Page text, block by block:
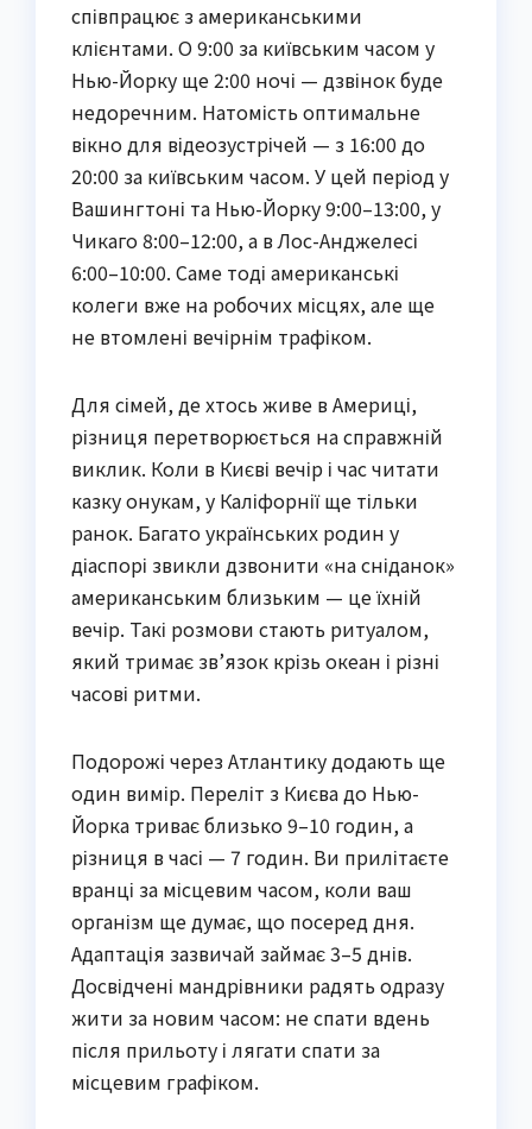
співпрацює з американськими
клієнтами. О 9:00 за київським часом у
Нью-Йорку ще 2:00 ночі — дзвінок буде
недоречним. Натомість оптимальне
вікно для відеозустрічей — з 16:00 до
20:00 за київським часом. У цей період у
Вашингтоні та Нью-Йорку 9:00–13:00, у
Чикаго 8:00–12:00, а в Лос-Анджелесі
6:00–10:00. Саме тоді американські
колеги вже на робочих місцях, але ще
не втомлені вечірнім трафіком.
Для сімей, де хтось живе в Америці,
різниця перетворюється на справжній
виклик. Коли в Києві вечір і час читати
казку онукам, у Каліфорнії ще тільки
ранок. Багато українських родин у
діаспорі звикли дзвонити «на сніданок»
американським близьким — це їхній
вечір. Такі розмови стають ритуалом,
який тримає зв’язок крізь океан і різні
часові ритми.
Подорожі через Атлантику додають ще
один вимір. Переліт з Києва до Нью-
Йорка триває близько 9–10 годин, а
різниця в часі — 7 годин. Ви прилітаєте
вранці за місцевим часом, коли ваш
організм ще думає, що посеред дня.
Адаптація зазвичай займає 3–5 днів.
Досвідчені мандрівники радять одразу
жити за новим часом: не спати вдень
після прильоту і лягати спати за
місцевим графіком.